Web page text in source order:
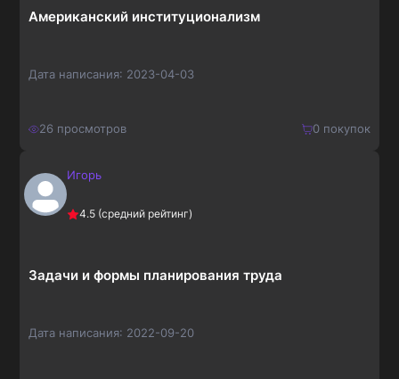
Американский институционализм
Дата написания: 2023-04-03
26 просмотров 0покупок
200 ₽Игорь
4.5 (средний рейтинг)
Задачи и формы планирования труда
Дата написания: 2022-09-20